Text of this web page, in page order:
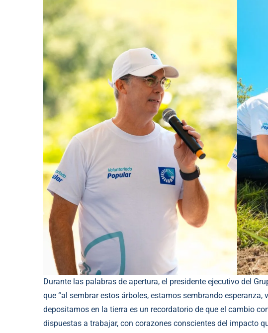
Durante las palabras de apertura, el presidente ejecutivo del
que “al sembrar estos árboles, estamos sembrando
depositamos en la tierra es un recordatorio de que el cambio
dispuestas a trabajar, con corazones conscientes del impacto